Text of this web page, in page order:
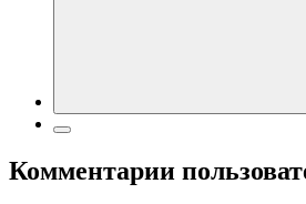
Комментарии